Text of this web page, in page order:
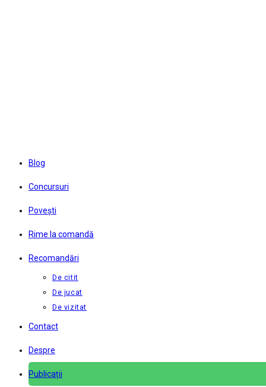
Blog
Concursuri
Povești
Rime la comandă
Recomandări
De citit
De jucat
De vizitat
Contact
Despre
Publicații